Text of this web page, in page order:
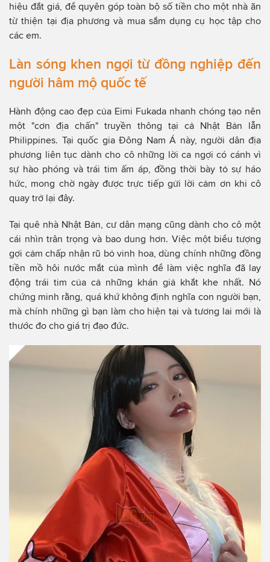
hiệu đắt giá, để quyên góp toàn bộ số tiền cho một nhà ăn
từ thiện tại địa phương và mua sắm dụng cụ học tập cho
các em.
Làn sóng khen ngợi từ đồng nghiệp đến
người hâm mộ quốc tế
Hành động cao đẹp của Eimi Fukada nhanh chóng tạo nên
một "cơn địa chấn" truyền thông tại cả Nhật Bản lẫn
Philippines. Tại quốc gia Đông Nam Á này, người dân địa
phương liên tục dành cho cô những lời ca ngợi có cánh vì
sự hào phóng và trái tim ấm áp, đồng thời bày tỏ sự háo
hức, mong chờ ngày được trực tiếp gửi lời cảm ơn khi cô
quay trở lại đây.
Tại quê nhà Nhật Bản, cư dân mạng cũng dành cho cô một
cái nhìn trân trọng và bao dung hơn. Việc một biểu tượng
gợi cảm chấp nhận rũ bỏ vinh hoa, dùng chính những đồng
tiền mồ hôi nước mắt của mình để làm việc nghĩa đã lay
động trái tim của cả những khán giả khắt khe nhất. Nó
chứng minh rằng, quá khứ không định nghĩa con người bạn,
mà chính những gì bạn làm cho hiện tại và tương lai mới là
thước đo cho giá trị đạo đức.